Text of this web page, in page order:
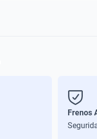
Frenos